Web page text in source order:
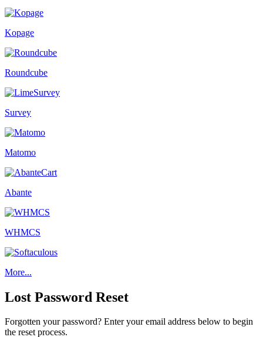
Kopage
Roundcube
Survey
Matomo
Abante
WHMCS
More...
Lost Password Reset
Forgotten your password? Enter your email address below to begin
the reset process.